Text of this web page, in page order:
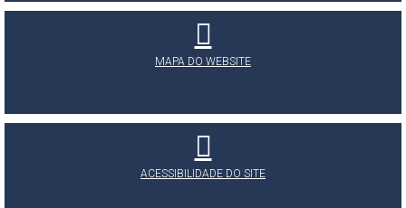
MAPA DO WEBSITE
ACESSIBILIDADE DO SITE